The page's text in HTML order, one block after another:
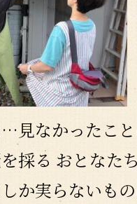
見なかったこ
採る おとなた
か実らないも